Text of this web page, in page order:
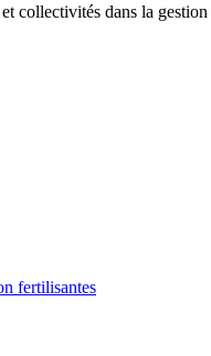
collectivités dans la
fertilisantes